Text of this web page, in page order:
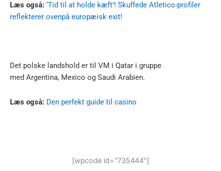
Læs også: ‘Tid til at holde kæft’! Skuffede Atletico-profiler
reflekterer ovenpå europæisk exit!
Det polske landshold er til VM i Qatar i gruppe
med Argentina, Mexico og Saudi Arabien.
Læs også: Den perfekt guide til casino
[wpcode id="735444"]